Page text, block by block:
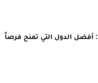
فيزا العمل 2026: أفضل الدول التي تمنح فرصاً